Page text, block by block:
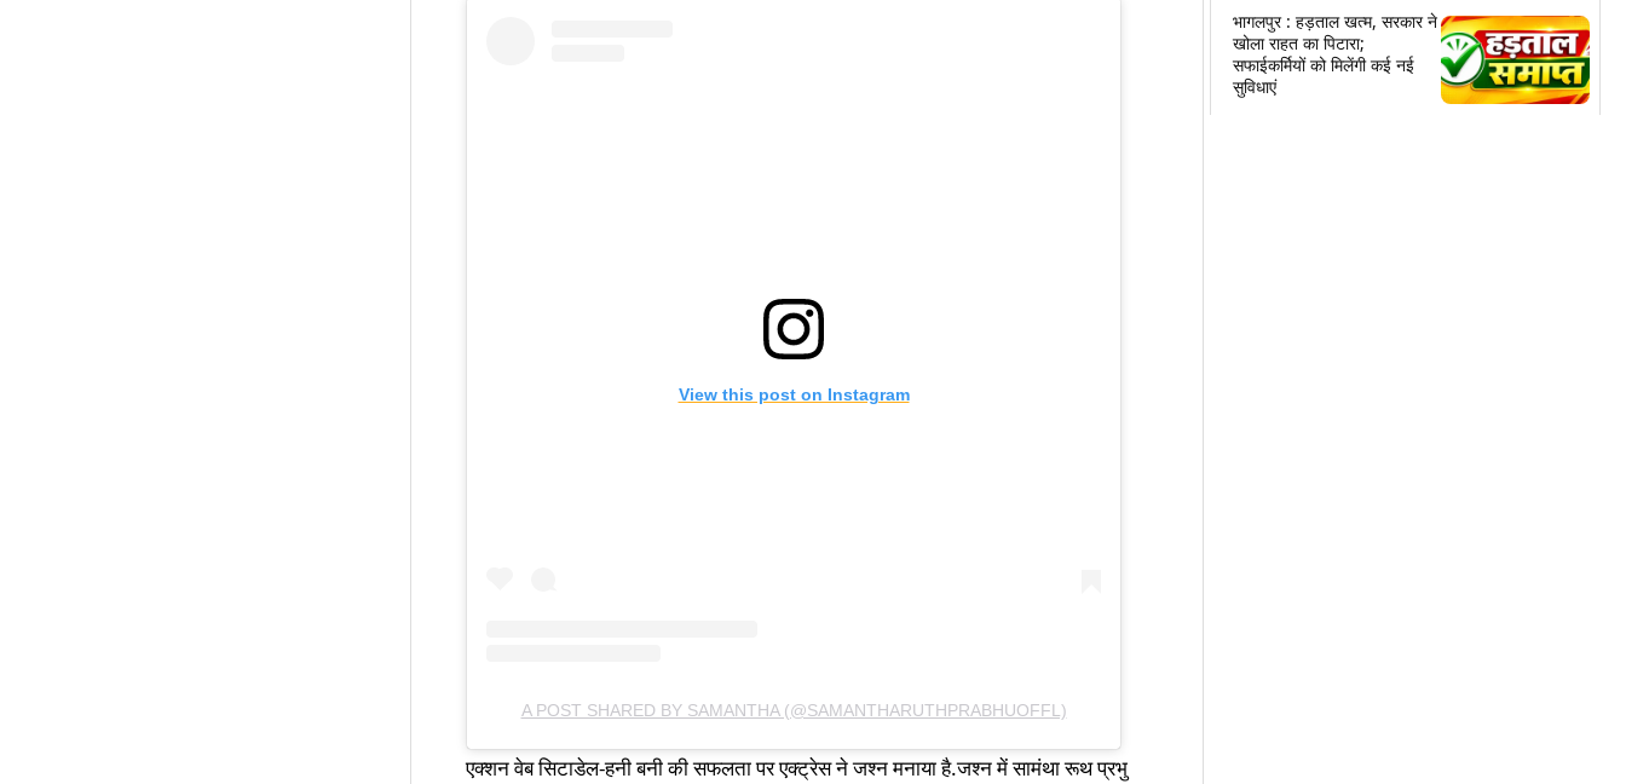
View this post on Instagram
A POST SHARED BY SAMANTHA (@SAMANTHARUTHPRABHUOFFL)
एक्शन वेब सिटाडेल-हनी बनी की सफलता पर एक्ट्रेस ने जश्न मनाया है.जश्न में सामंथा रूथ प्रभु
भागलपुर : हड़ताल खत्म, सरकार ने
खोला राहत का पिटारा;
सफाईकर्मियों को मिलेंगी कई नई
सुविधाएं